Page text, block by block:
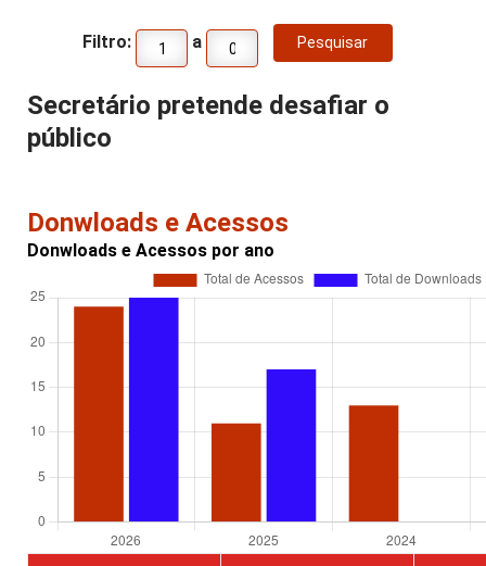
Filtro: a
Secretário pretende desafiar o
público
Donwloads e Acessos
Donwloads e Acessos por ano